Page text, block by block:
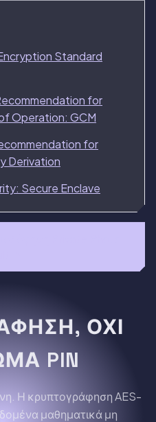
Standard
for
Operation: GCM
for
Derivation
Secure Enclave
ΌΧΙ
PIN
Η κρυπτογράφηση AES-
μαθηματικά μη